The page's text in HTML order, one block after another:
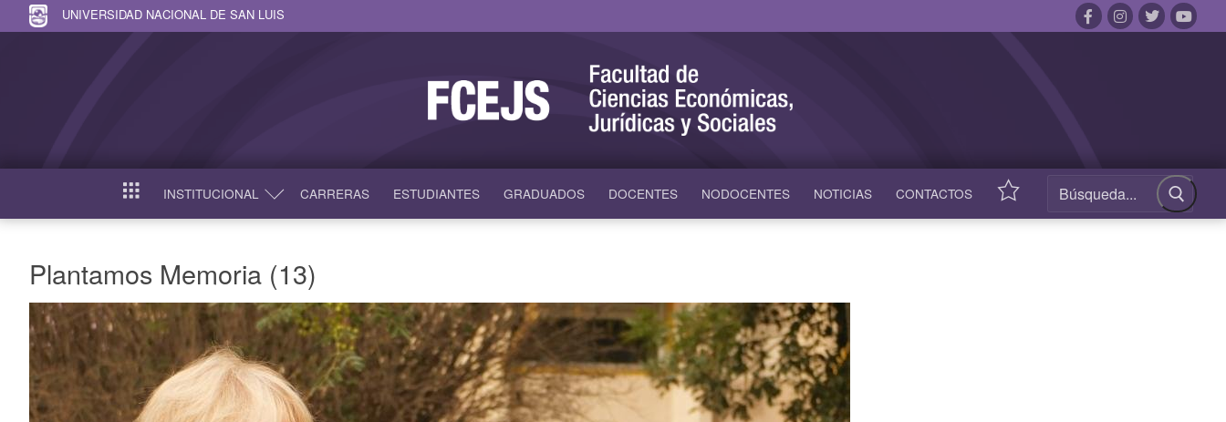
UNIVERSIDAD NACIONAL DE SAN LUIS
INICIO INSTITUCIONAL CARRERAS ESTUDIANTES GRADUADOS DOCENTES NODOCENTES NOTICIAS CONTACTOS ACCESOS
Plantamos Memoria (13)